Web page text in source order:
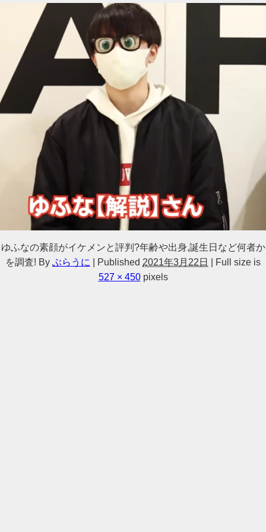
ゆふなの素顔がイケメンと評判?年齢や出身,誕生日など何者か
を調査! By ぶらうに | Published 2021年3月22日 | Full size is
527 × 450pixels